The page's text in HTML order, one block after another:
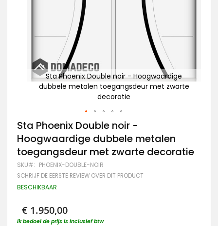
Sta Phoenix Double noir - Hoogwaardige
dubbele metalen toegangsdeur met zwarte
decoratie
Ga
naar
het
begin
van
de
afbeeldingen-
Sta Phoenix Double noir -
Hoogwaardige dubbele metalen
toegangsdeur met zwarte decoratie
SKU PHOENIX-DOUBLE-NOIR
SCHRIJF DE EERSTE REVIEW OVER DIT PRODUCT
BESCHIKBAAR
€ 1.950,00
ik bedoel de prijs is inclusief btw